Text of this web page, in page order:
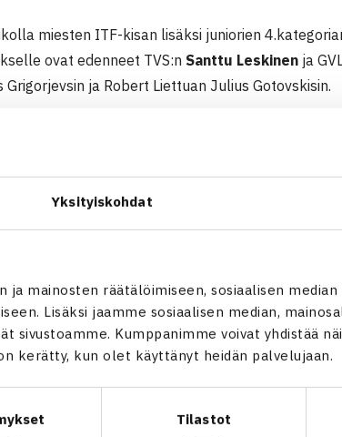
Yksityiskohdat
mainosten räätälöimiseen, sosiaalisen median
Lisäksi jaamme sosiaalisen median,
sivustoamme. Kumppanimme voivat yhdistää
kerätty, kun olet käyttänyt heidän palvelujaan.
Tilastot
miesten ITF-kisan lisäksi juniorien
ovat edenneet TVS:n Santtu Leskinen ja
ja Robert Liettuan Julius Gotovskisin.
Markus Kerner 61 63, Aleksas Tverijonas Liettua
– Rasmus Niklas-Salminen 46 62 61
Bschorer Saksa (1.) 62 63, Pavels Grigorjevs
Berner – Daniil Medvedev Venäjä (villi